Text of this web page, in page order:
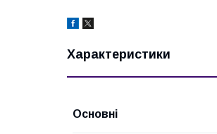
Характеристики
Основні